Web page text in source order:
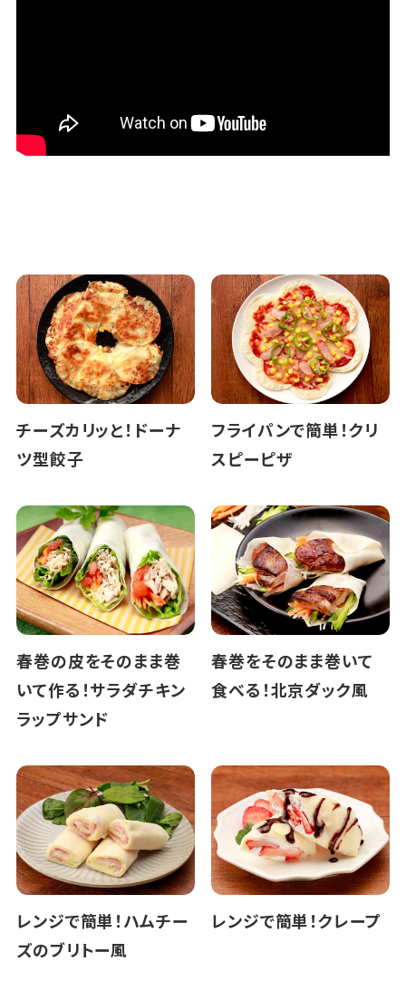
チーズカリッと！ドーナ
ツ型餃子
フライパンで簡単！クリ
スピーピザ
春巻の皮をそのまま巻
いて作る！サラダチキン
ラップサンド
春巻をそのまま巻いて
食べる！北京ダック風
レンジで簡単！ハムチー
ズのブリトー風
レンジで簡単！クレープ